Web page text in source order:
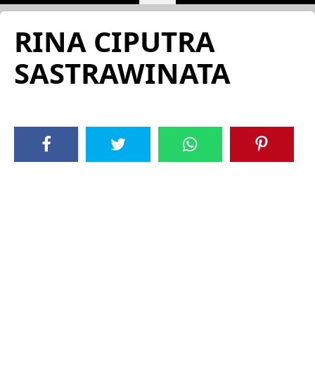
RINA CIPUTRA
SASTRAWINATA